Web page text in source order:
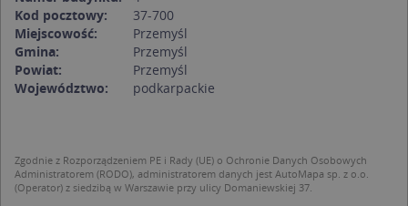
Kod pocztowy:
37-700
Miejscowość:
Przemyśl
Gmina:
Przemyśl
Powiat:
Przemyśl
Województwo:
podkarpackie
Zgodnie z Rozporządzeniem PE i Rady (UE) o Ochronie Danych Osobowych
Administratorem (RODO), administratorem danych jest AutoMapa sp. z o.o.
(Operator) z siedzibą w Warszawie przy ulicy Domaniewskiej 37.